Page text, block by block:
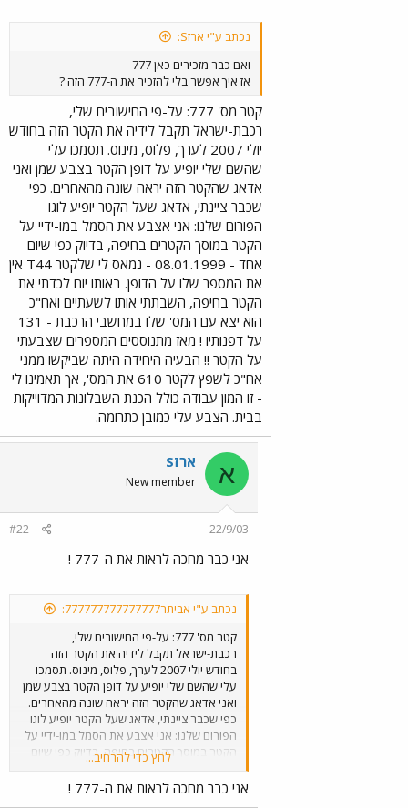
נכתב ע"י ארזS:
ואם כבר מזכירים כאן 777
אז איך אפשר בלי להזכיר את ה-777 הזה ?
קטר מס' 777: על-פי החישובים שלי,
רכבת-ישראל תקבל לידיה את הקטר הזה בחודש
יולי 2007 לערך, פלוס, מינוס. תסמכו עלי
שהשם שלי יופיע על דופן הקטר בצבע שמן ואני
אדאג שהקטר הזה יראה שונה מהאחרים. כפי
שכבר ציינתי, אדאג שעל הקטר יופיע לוגו
הפורום שלנו: אני אצבע את הסמל במו-ידיי על
הקטר במוסך הקטרים בחיפה, בדיוק כפי שיום
אחד - 08.01.1999 - נמאס לי שלקטר T44 אין
את המספר שלו על הדופן. באותו יום לכדתי את
הקטר בחיפה, השבתתי אותו לשעתיים ואח"כ
הוא יצא עם המס' שלו במחשבי הרכבת - 131
על דפנותיו ! מאז מתנוססים המספרים שצבעתי
על הקטר !! הבעיה היחידה היתה שביקשו ממני
אח"כ לשפץ לקטר 610 את המס', אך תאמינו לי
- זו המון עבודה כולל הכנת השבלונות המדוייקות
בבית. הצבע עלי כמובן כתרומה.
א ארזS
New member
22/9/03
#22
אני כבר מחכה לראות את ה-777 !
נכתב ע"י אביתר777777777777777:
קטר מס' 777: על-פי החישובים שלי,
רכבת-ישראל תקבל לידיה את הקטר הזה
בחודש יולי 2007 לערך, פלוס, מינוס. תסמכו
עלי שהשם שלי יופיע על דופן הקטר בצבע שמן
ואני אדאג שהקטר הזה יראה שונה מהאחרים.
כפי שכבר ציינתי, אדאג שעל הקטר יופיע לוגו
הפורום שלנו: אני אצבע את הסמל במו-ידיי על
הקטר במוסך הקטרים בחיפה, בדיוק כפי שיום
את המספר שלו על הדופן. באותו יום לכדתי את
לחץ כדי להרחיב...
אני כבר מחכה לראות את ה-777 !